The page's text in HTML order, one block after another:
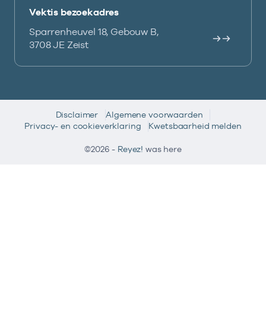
Vektis bezoekadres
Sparrenheuvel 18, Gebouw B,
3708 JE Zeist
Disclaimer
Algemene voorwaarden
Privacy- en cookieverklaring
Kwetsbaarheid melden
©2026 - Reyez! was here